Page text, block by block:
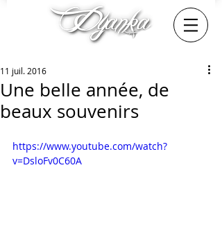
Une belle année, de
beaux souvenirs
11 juil. 2016
https://www.youtube.com/watch?
v=DsloFv0C60A